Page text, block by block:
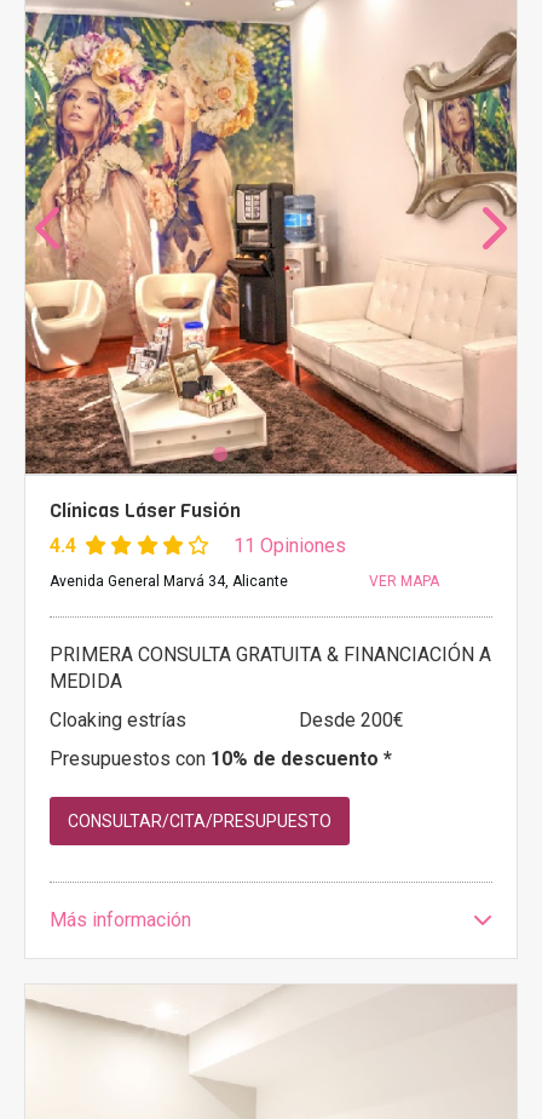
Clínicas Láser Fusión
4.4 11 Opiniones
Avenida General Marvá 34, Alicante VER MAPA
PRIMERA CONSULTA GRATUITA & FINANCIACIÓN A
MEDIDA
Cloaking estrías
Desde 200€
Presupuestos con 10% de descuento *
CONSULTAR/CITA/PRESUPUESTO
Más información